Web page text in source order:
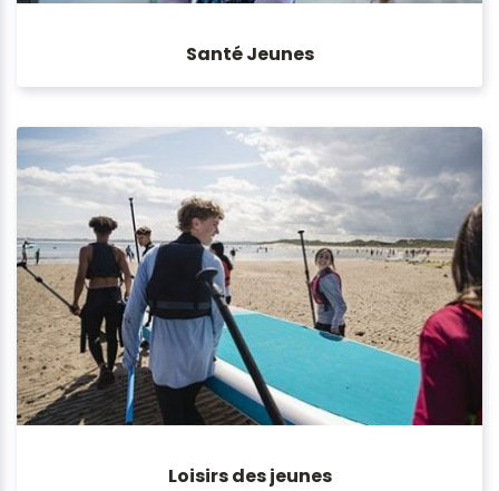
Santé Jeunes
Loisirs des jeunes